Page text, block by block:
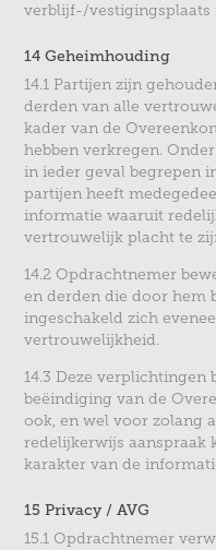
verblijf-/vestigingsplaats
14 Geheimhouding
14.1 Partijen zijn
derden van alle
kader van de
hebben verkregen.
in ieder geval begrepen
partijen heeft
informatie waaruit
vertrouwelijk placht te
14.2 Opdrachtnemer
en derden die door hem
ingeschakeld zich
vertrouwelijkheid.
14.3 Deze verplichtingen
beëindiging van de
ook, en wel voor zolang
redelijkerwijs aanspraak
karakter van de
15 Privacy / AVG
15.1 Opdrachtnemer